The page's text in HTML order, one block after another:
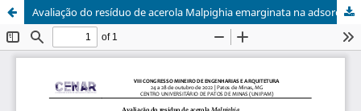
Avaliação do resíduo de acerola Malpighia emarginata na adsorção de azul de metileno